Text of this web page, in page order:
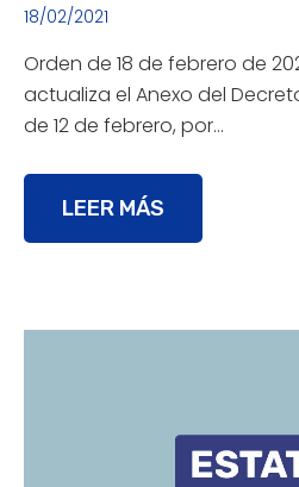
18/02/2021
Orden de 18 de febrero de
actualiza el Anexo del
de 12 de febrero, por…
LEER MÁS